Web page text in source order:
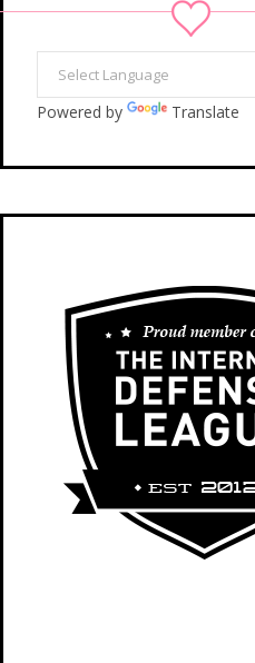
Powered by Translate